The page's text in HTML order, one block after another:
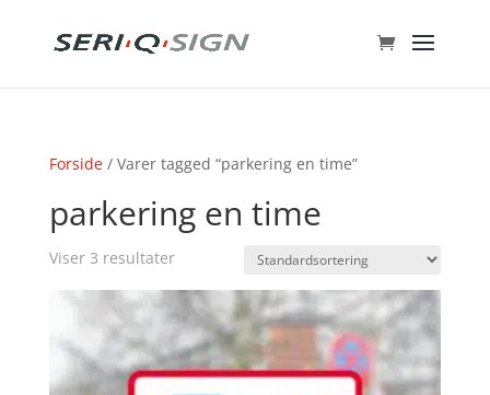
Forside/ Varer tagged “parkering en time”
parkering en time
Viser 3 resultater